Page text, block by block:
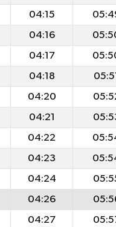
04:15
04:16
04:17
04:18 05:51
04:20
04:21
04:22
04:23
04:24
04:26
04:27